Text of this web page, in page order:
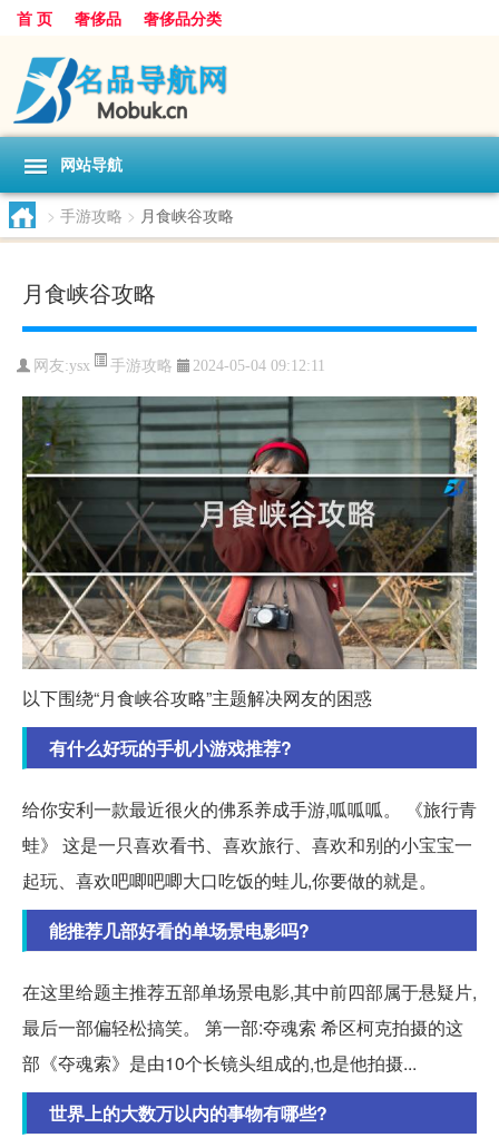
首 页 奢侈品 奢侈品分类
网站导航
> 手游攻略 > 月食峡谷攻略
月食峡谷攻略
网友:ysx 手游攻略 2024-05-04 09:12:11
以下围绕“月食峡谷攻略”主题解决网友的困惑
有什么好玩的手机小游戏推荐?
给你安利一款最近很火的佛系养成手游,呱呱呱。 《旅行青
蛙》 这是一只喜欢看书、喜欢旅行、喜欢和别的小宝宝一
起玩、喜欢吧唧吧唧大口吃饭的蛙儿,你要做的就是。
能推荐几部好看的单场景电影吗?
在这里给题主推荐五部单场景电影,其中前四部属于悬疑片,
最后一部偏轻松搞笑。 第一部:夺魂索 希区柯克拍摄的这
部《夺魂索》是由10个长镜头组成的,也是他拍摄...
世界上的大数万以内的事物有哪些?